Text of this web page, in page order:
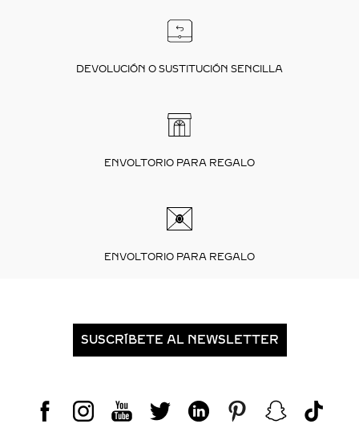
DEVOLUCIÓN O SUSTITUCIÓN SENCILLA
ENVOLTORIO PARA REGALO
ENVOLTORIO PARA REGALO
SUSCRÍBETE AL NEWSLETTER